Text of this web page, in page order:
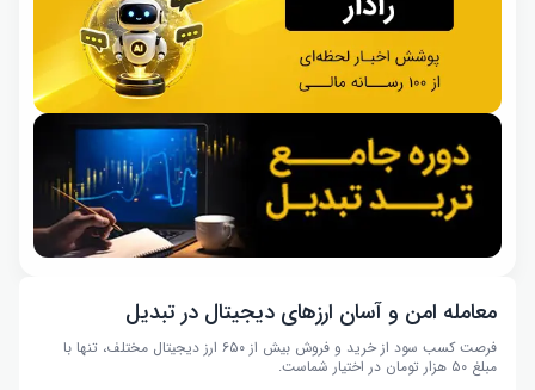
معامله امن و آسان ارزهای دیجیتال در تبدیل
فرصت کسب سود از خرید و فروش بیش از ۶۵۰ ارز دیجیتال مختلف، تنها با
مبلغ ۵۰ هزار تومان در اختیار شماست.